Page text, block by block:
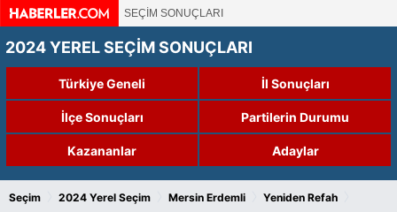
SEÇİM SONUÇLARI
2024 YEREL SEÇİM SONUÇLARI
Türkiye Geneli İl Sonuçları
İlçe Sonuçları Partilerin Durumu
Kazananlar Adaylar
Seçim 2024 Yerel Seçim Mersin Erdemli Yeniden Refah